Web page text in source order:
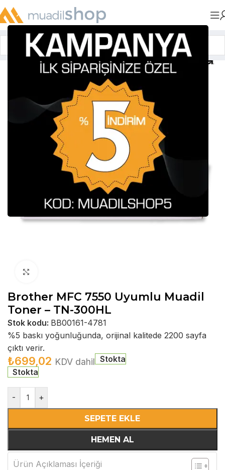
Anasayfa»Muadil Tonerler
Brother MFC 7550 Uyumlu Muadil
Toner – TN-300HL
Stok kodu: BB00161-4781
%5 baskı yoğunluğunda, orijinal kalitede 2200 sayfa
çıktı verir.
₺699,02 KDV dahil Stokta
Stokta
- +
SEPETE EKLE
HEMEN AL
Ürün Açıklaması İçeriği